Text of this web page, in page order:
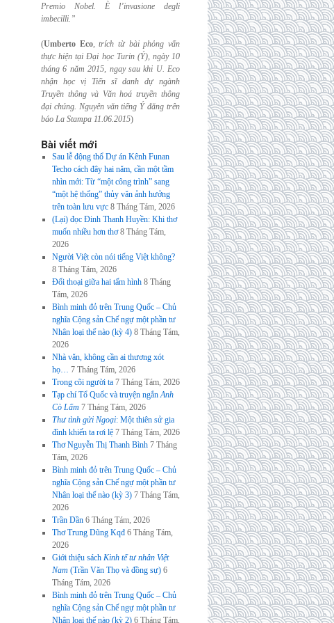
Premio Nobel. È l’invasione degli
imbecilli.”
(Umberto Eco,trích từ bài phỏng vấn
thực hiện tại Đại học Turin (Ý), ngày 10
tháng 6 năm 2015, ngay sau khi U. Eco
nhận học vị Tiến sĩ danh dự ngành
Truyền thông và Văn hoá truyền thông
đại chúng. Nguyên văn tiếng Ý đăng trên
báo La Stampa 11.06.2015)
Bài viết mới
Sau lễ động thổ Dự án Kênh Funan
Techo cách đây hai năm, cần một tầm
nhìn mới: Từ “một công trình” sang
“một hệ thống” thủy văn ảnh hưởng
trên toàn lưu vực 8 Tháng Tám, 2026
(Lại) đọc Đinh Thanh Huyền: Khi thơ
muốn nhiều hơn thơ 8 Tháng Tám,
2026
Người Việt còn nói tiếng Việt không?
8 Tháng Tám, 2026
Đối thoại giữa hai tấm hình 8 Tháng
Tám, 2026
Bình minh đỏ trên Trung Quốc – Chủ
nghĩa Cộng sản Chế ngự một phần tư
Nhân loại thế nào (kỳ 4) 8 Tháng Tám,
2026
Nhà văn, không cần ai thương xót
họ… 7 Tháng Tám, 2026
Trong cõi người ta 7 Tháng Tám, 2026
Tạp chí Tổ Quốc và truyện ngắnAnh
Cò Lấm 7 Tháng Tám, 2026
Thư tình gửi Ngoại: Một thiên sử gia
đình khiến ta rơi lệ 7 Tháng Tám, 2026
Thơ Nguyễn Thị Thanh Bình 7 Tháng
Tám, 2026
Bình minh đỏ trên Trung Quốc – Chủ
nghĩa Cộng sản Chế ngự một phần tư
Nhân loại thế nào (kỳ 3) 7 Tháng Tám,
2026
Trần Dần 6 Tháng Tám, 2026
Thơ Trung Dũng Kqđ 6 Tháng Tám,
2026
Giới thiệu sách Kinh tế tư nhân Việt
Nam (Trần Văn Thọ và đồng sự) 6
Tháng Tám, 2026
Bình minh đỏ trên Trung Quốc – Chủ
nghĩa Cộng sản Chế ngự một phần tư
Nhân loại thế nào (kỳ 2) 6 Tháng Tám,